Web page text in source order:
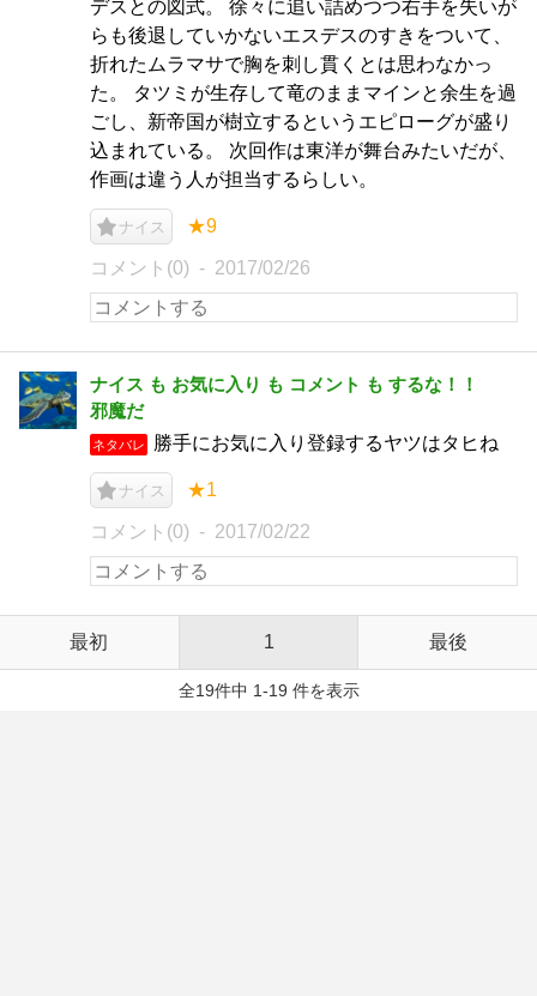
デスとの図式。 徐々に追い詰めつつ右手を失いが
らも後退していかないエスデスのすきをついて、
折れたムラマサで胸を刺し貫くとは思わなかっ
た。 タツミが生存して竜のままマインと余生を過
ごし、新帝国が樹立するというエピローグが盛り
込まれている。 次回作は東洋が舞台みたいだが、
作画は違う人が担当するらしい。
ナイス ★9
コメント(0) 2017/02/26
ナイス も お気に入り も コメント も するな！！
邪魔だ
ネタバレ 勝手にお気に入り登録するヤツはタヒね
ナイス ★1
コメント(0) 2017/02/22
最初 1 最後
全19件中 1-19 件を表示